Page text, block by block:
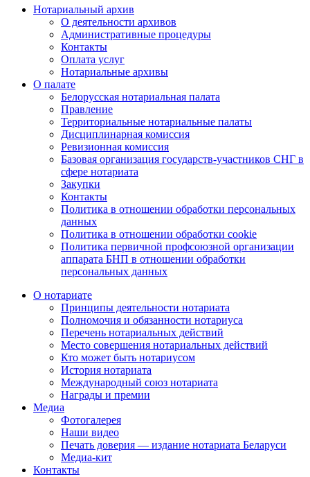
Нотариальный архив
О деятельности архивов
Административные процедуры
Контакты
Оплата услуг
Нотариальные архивы
О палате
Белорусская нотариальная палата
Правление
Территориальные нотариальные палаты
Дисциплинарная комиссия
Ревизионная комиссия
Базовая организация государств-участников СНГ в
сфере нотариата
Закупки
Контакты
Политика в отношении обработки персональных
данных
Политика в отношении обработки cookie
Политика первичной профсоюзной организации
аппарата БНП в отношении обработки
персональных данных
О нотариате
Принципы деятельности нотариата
Полномочия и обязанности нотариуса
Перечень нотариальных действий
Место совершения нотариальных действий
Кто может быть нотариусом
История нотариата
Международный союз нотариата
Награды и премии
Медиа
Фотогалерея
Наши видео
Печать доверия — издание нотариата Беларуси
Медиа-кит
Контакты